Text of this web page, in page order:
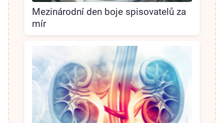
Mezinárodní den boje spisovatelů za
mír